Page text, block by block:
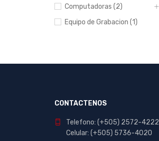
Computadoras (2)
Equipo de Grabacion (1)
Muebles (1)
Portables y
CONTACTENOS
Telefono: (+505) 2572-4222
Celular: (+505) 5736-4020